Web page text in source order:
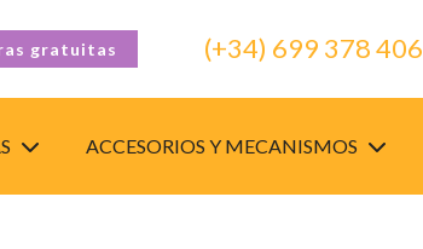
gratuitas (+34) 699 378 406
ACCESORIOS Y MECANISMOS